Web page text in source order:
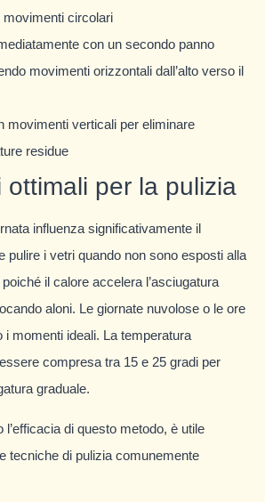
circolari
con un secondo panno
movimenti orizzontali dall’alto verso il
movimenti verticali per eliminare
residue
ottimali per la pulizia
influenza significativamente il
pulire i vetri quando non sono esposti alla
poiché il calore accelera l’asciugatura
aloni. Le giornate nuvolose o le ore
i momenti ideali. La temperatura
compresa tra 15 e 25 gradi per
graduale.
l’efficacia di questo metodo, è utile
tecniche di pulizia comunemente